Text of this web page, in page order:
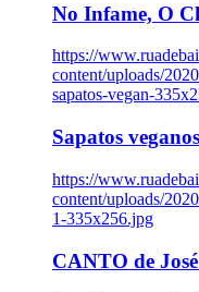
No Infame, O
https://
content/uploads/
sapatos-vegan-
Sapatos veganos
https://
content/uploads/
1-335x256.jpg
CANTO de